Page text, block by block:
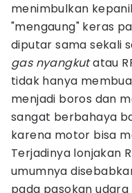
menimbulkan
"mengaung" keras
diputar sama sekali
gas nyangkutatau
tidak hanya
menjadi boros dan
sangat berbahaya
karena motor bisa
Terjadinya lonjakan
umumnya
pada pasokan